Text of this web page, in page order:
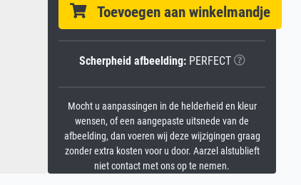
Toevoegen aan winkelmandje
Scherpheid afbeelding:PERFECT
Mocht u aanpassingen in de helderheid en kleur
wensen, of een aangepaste uitsnede van de
afbeelding, dan voeren wij deze wijzigingen graag
zonder extra kosten voor u door. Aarzel alstublieft
niet contact met ons op te nemen.